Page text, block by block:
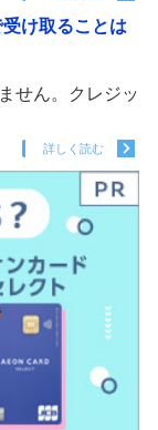
け取ることは
せん。クレジッ
詳しく読む